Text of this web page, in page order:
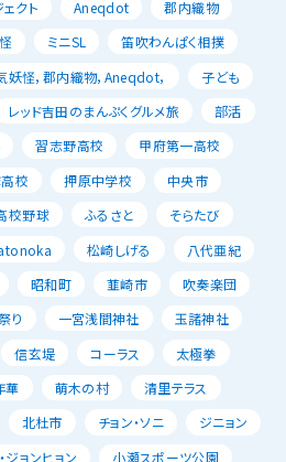
クト
Aneqdot
郡内織物
ミニSL
笛吹わんぱく相撲
妖怪，郡内織物，Aneqdot，
子ども
レッド吉田のまんぷくグルメ旅
部活
習志野高校
甲府第一高校
校 押原中学校
中央市
校野球 ふるさと
そらたび
松崎しげる
八代亜紀
昭和町 韮崎市
吹奏楽団
り 一宮浅間神社
玉諸神社
信玄堤 コーラス
太極拳
華 萌木の村
清里テラス
北杜市 チョン・ソニ
ジニョン
ジョンヒョン 小瀬スポーツ公園